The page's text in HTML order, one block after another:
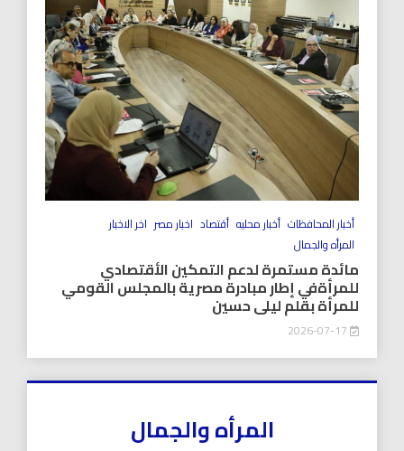
أخبار المحافظات أخبار محليه أقتصاد اخبار مصر اخر الاخبار
المرأه والجمال
مائدة مستمرة لدعم التمكين الأقتصادي
للمرأةفي إطار مبادرة مصرية بالمجلس القومي
للمرأة بقلم ليلى حسين
المرأه والجمال